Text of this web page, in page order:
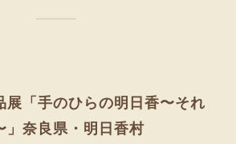
「手のひらの明日香〜それ
」奈良県・明日香村